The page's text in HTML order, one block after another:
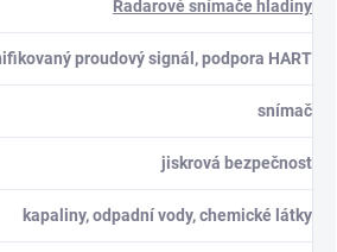
Radarové snímače hladiny
proudový signál, podpora HART
snímač
jiskrová bezpečnost
kapaliny, odpadní vody, chemické látky